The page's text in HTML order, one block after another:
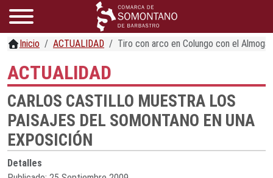
Inicio ACTUALIDAD Tiro con arco en Colungo con el
ACTUALIDAD
CARLOS CASTILLO MUESTRA LOS
PAISAJES DEL SOMONTANO EN UNA
EXPOSICIÓN
Detalles